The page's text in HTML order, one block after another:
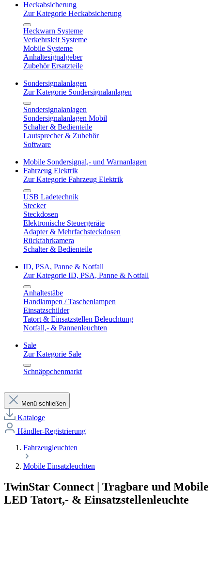
Heckabsicherung
Zur Kategorie Heckabsicherung
Heckwarn Systeme
Verkehrsleit Systeme
Mobile Systeme
Anhaltesignalgeber
Zubehör Ersatzteile
Sondersignalanlagen
Zur Kategorie Sondersignalanlagen
Sondersignalanlagen
Sondersignalanlagen Mobil
Schalter & Bedienteile
Lautsprecher & Zubehör
Software
Mobile Sondersignal,- und Warnanlagen
Fahrzeug Elektrik
Zur Kategorie Fahrzeug Elektrik
USB Ladetechnik
Stecker
Steckdosen
Elektronische Steuergeräte
Adapter & Mehrfachsteckdosen
Rückfahrkamera
Schalter & Bedienteile
ID, PSA, Panne & Notfall
Zur Kategorie ID, PSA, Panne & Notfall
Anhaltestäbe
Handlampen / Taschenlampen
Einsatzschilder
Tatort & Einsatzstellen Beleuchtung
Notfall,- & Pannenleuchten
Sale
Zur Kategorie Sale
Schnäppchenmarkt
Menü schließen
Kataloge
Händler-Registrierung
Fahrzeugleuchten
Mobile Einsatzleuchten
TwinStar Connect | Tragbare und Mobile
LED Tatort,- & Einsatzstellenleuchte